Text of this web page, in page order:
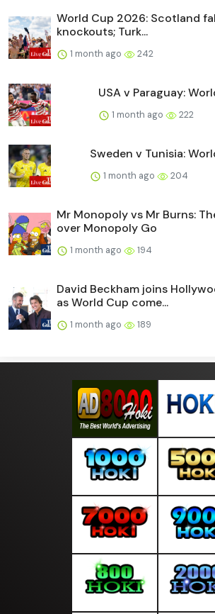
World Cup 2026: Scotland
knockouts; Turk...
1 month ago 242
USA v Paraguay:
1 month ago 222
Sweden v Tunisia:
1 month ago 204
Mr Monopoly vs Mr Burns:
over Monopoly Go
1 month ago 194
David Beckham joins
as World Cup come...
1 month ago 189